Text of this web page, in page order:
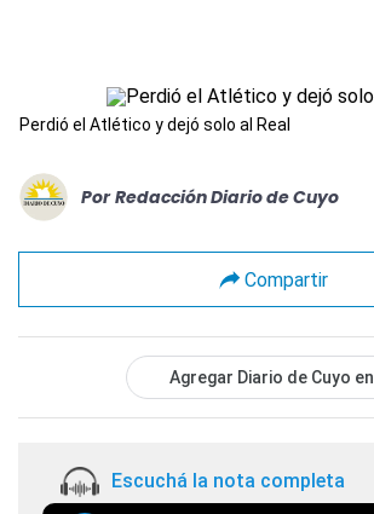
Perdió el Atlético y dejó solo al Real
Por Redacción Diario de Cuyo
Compartir
Agregar Diario de Cuyo en
Escuchá la nota completa